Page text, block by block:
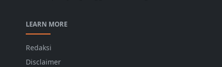
LEARN MORE
Redaksi
Disclaimer